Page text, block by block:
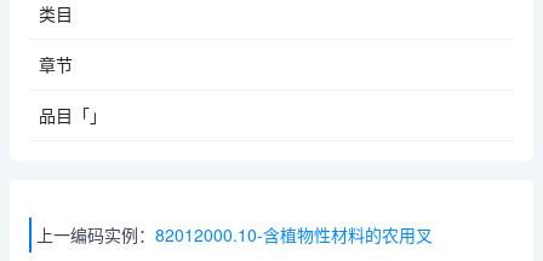
类目
章节
品目「」
上一编码实例： 82012000.10-含植物性材料的农用叉